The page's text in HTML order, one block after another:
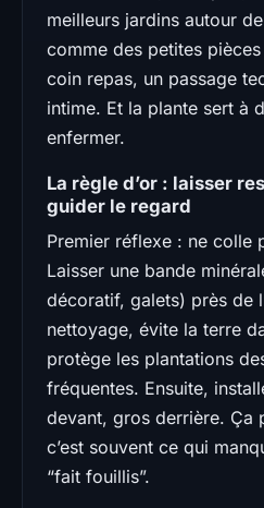
meilleurs jardins autour
comme des petites
coin repas, un passage
intime. Et la plante sert à
enfermer.
La règle d’or : laisser
guider le regard
Premier réflexe : ne colle
Laisser une bande
décoratif, galets) près de
nettoyage, évite la terre
protège les plantations
fréquentes. Ensuite,
devant, gros derrière. Ça
c’est souvent ce qui
“fait fouillis”.